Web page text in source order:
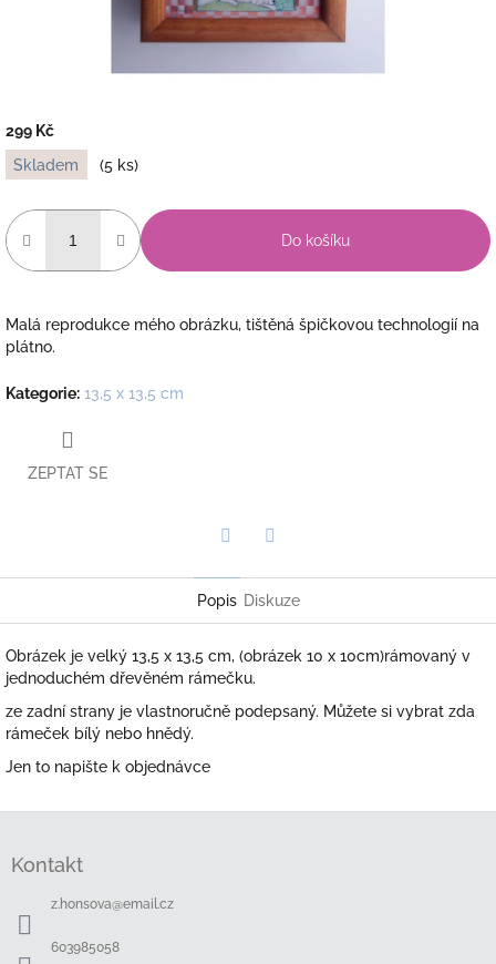
299 Kč
Měrná
cena:
Skladem (5 ks)
Do košíku
Malá reprodukce mého obrázku, tištěná špičkovou technologií na
plátno.
Kategorie: 13,5 x 13,5 cm
ZEPTAT SE
Popis Diskuze
Obrázek je velký 13,5 x 13,5 cm, (obrázek 10 x 10cm)rámovaný v
jednoduchém dřevěném rámečku.
ze zadní strany je vlastnoručně podepsaný. Můžete si vybrat zda
rámeček bílý nebo hnědý.
Jen to napište k objednávce
Kontakt
z.honsova@email.cz
603985058